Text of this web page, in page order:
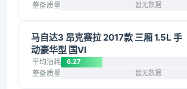
整备质量 暂无数据
马自达3 昂克赛拉 2017款 三厢 1.5L 手
动豪华型 国VI
平均油耗 6.27
整备质量 暂无数据